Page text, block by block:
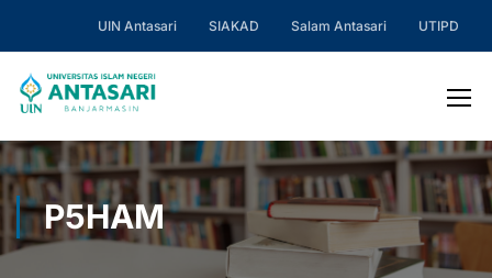
UIN Antasari SIAKAD Salam Antasari UTIPD
P5HAM